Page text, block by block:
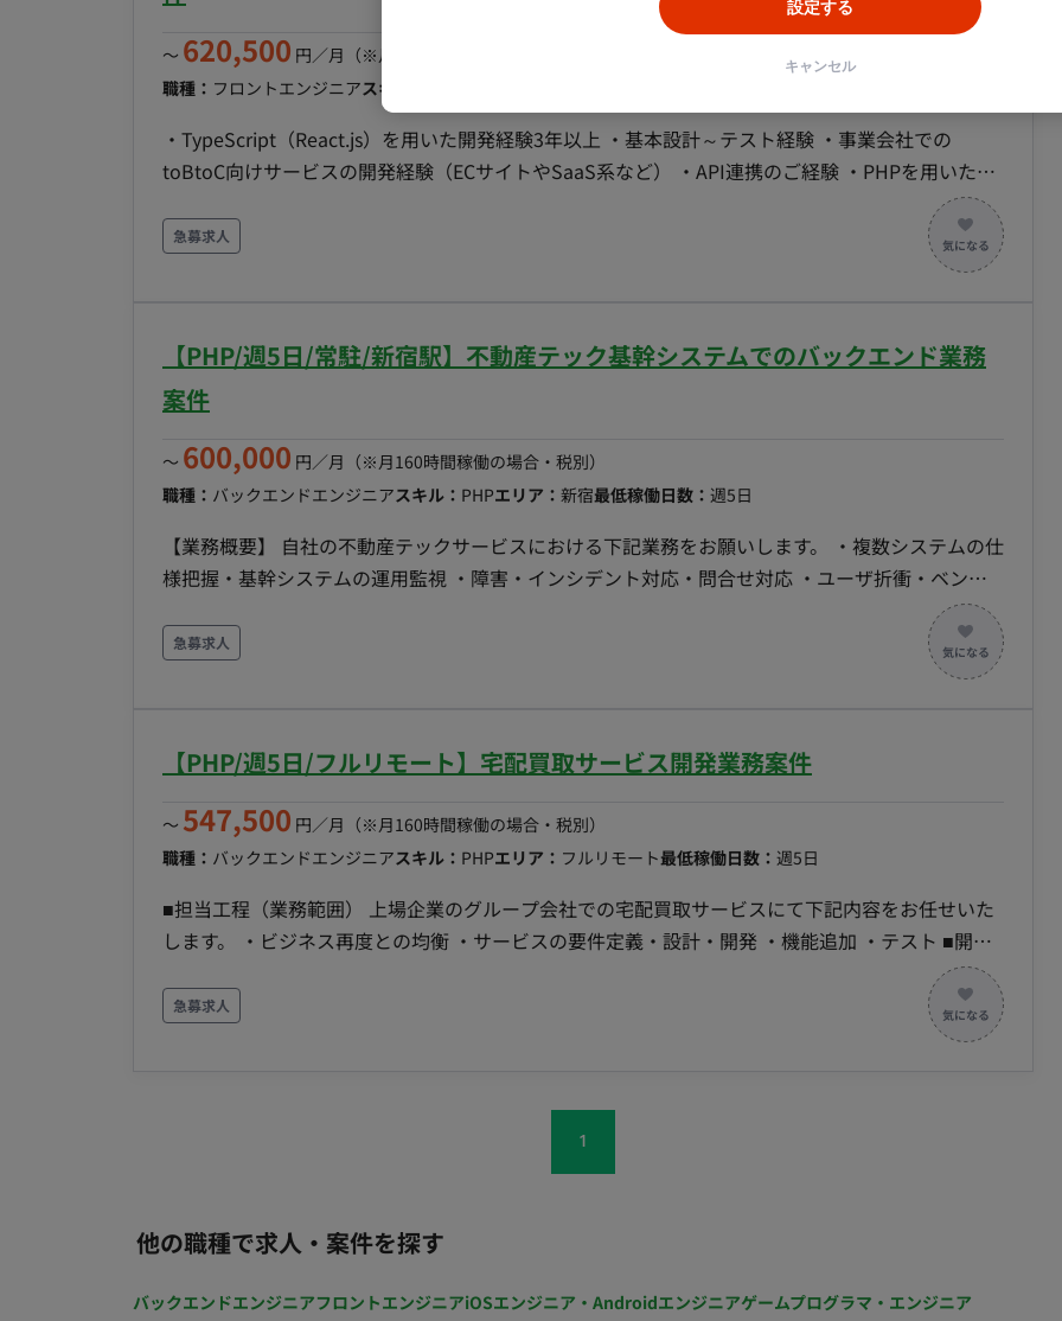
〜 620,500 円／月 （※月160時間稼働の場合・税別）
職種： フロントエンジニアスキル：
・TypeScript（React.js）を用いた開発経験3年以上 ・基本設計～テスト経験 ・事業会社での
toBtoC向けサービスの開発経験（ECサイトやSaaS系など） ・API連携のご経験 ・PHPを用いた開
ほうが確度が高くなります。 ◆補足◆ ホテル・航空券等の予約システムサービスを展開している企
急募求人
【PHP/週5日/常駐/新宿駅】不動産テック基幹システムでのバックエンド業務
案件
〜 600,000 円／月 （※月160時間稼働の場合・税別）
職種： バックエンドエンジニアスキル： PHPエリア： 新宿最低稼働日数： 週5日
【業務概要】 自社の不動産テックサービスにおける下記業務をお願いします。 ・複数システムの仕
様把握・基幹システムの運用監視 ・障害・インシデント対応・問合せ対応 ・ユーザ折衝・ベンダ
ーコントロール ・Laravelでの開発 etc. 【就業形態について】 原則出社をお願いしております。
オフラインでのコミュニケーションも取りやすい環境です。 ◆補足◆ 不動産テック事業を展開して
いる企業での案件となります。 他部署を含め業務委託のエンジニアも複数名在籍しており、 社員エ
Slack・SlackBot ・ソースコード管理：Github ・その他ツール：Backlog・Slack ・時期：即日 /
急募求人
【PHP/週5日/フルリモート】宅配買取サービス開発業務案件
〜 547,500 円／月 （※月160時間稼働の場合・税別）
職種： バックエンドエンジニアスキル： PHPエリア： フルリモート最低稼働日数： 週5日
■担当工程（業務範囲） 上場企業のグループ会社での宅配買取サービスにて下記内容をお任せいた
します。 ・ビジネス再度との均衡 ・サービスの要件定義・設計・開発 ・機能追加 ・テスト ■開発
環境 言語：PHP,JavaScript FW：Laravel,Jquery OS：Mac クラウド：AWS コンテナ環境：Docker
コミュニケーションツール：Slack タスク管理：Backlog ソースコード管理ツール：Github
急募求人
1
他の職種で求人・案件を探す
バックエンドエンジニアフロントエンジニアiOSエンジニア・Androidエンジニアゲームプログラマ・エンジニア
設定する
キャンセル